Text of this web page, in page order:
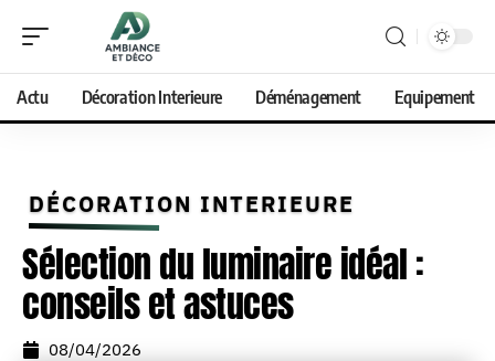
Actu Décoration Interieure Déménagement Equipement
DÉCORATION INTERIEURE
Sélection du luminaire idéal :
conseils et astuces
08/04/2026